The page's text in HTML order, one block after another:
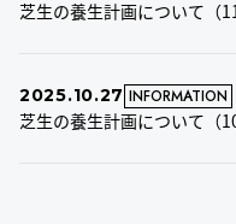
芝生の養生計画について（
2025.10.27 INFORMATION
芝生の養生計画について（